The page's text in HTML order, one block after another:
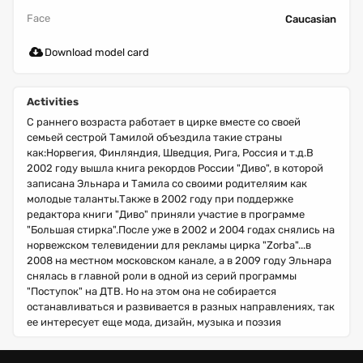
Face Caucasian
Download model card
Activities
С раннего возраста работает в цирке вместе со своей
семьей сестрой Тамилой объездила такие страны
как:Норвегия, Финляндия, Шведция, Рига, Россия и т.д.В
2002 году вышла книга рекордов России "Диво", в которой
записана Эльнара и Тамила со своими родителяим как
молодые таланты.Также в 2002 году при поддержке
редактора книги "Диво" приняли участие в программе
"Большая стирка".После уже в 2002 и 2004 годах снялись на
норвежском телевидении для рекламы цирка "Zorba"...в
2008 на местном московском канале, а в 2009 году Эльнара
снялась в главной роли в одной из серий программы
"Поступок" на ДТВ. Но на этом она не собирается
останавливаться и развивается в разных направлениях, так
ее интересует еще мода, дизайн, музыка и поэзия